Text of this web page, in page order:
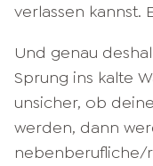
verlassen kannst.
Und genau
Sprung ins kalte
unsicher, ob
werden, dann
nebenberufliche/